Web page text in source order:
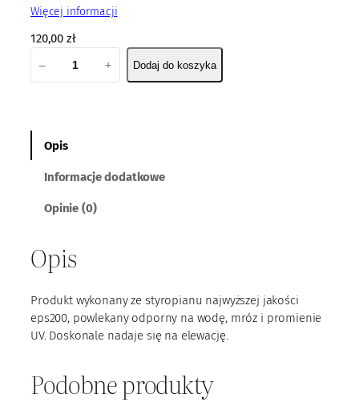
Więcej informacji
120,00 zł
a
P
S
0
– + Dodaj do koszyka
Opis
Informacje dodatkowe
Opinie (0)
Opis
Produkt wykonany ze styropianu najwyższej jakości
eps200, powlekany odporny na wodę, mróz i promienie
UV. Doskonale nadaje się na elewację.
Podobne produkty